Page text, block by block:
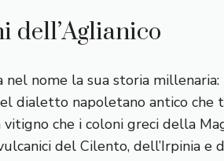
dell’Aglianico
nel nome la sua storia
dialetto napoletano antico che
che i coloni greci della
del Cilento, dell’Irpinia